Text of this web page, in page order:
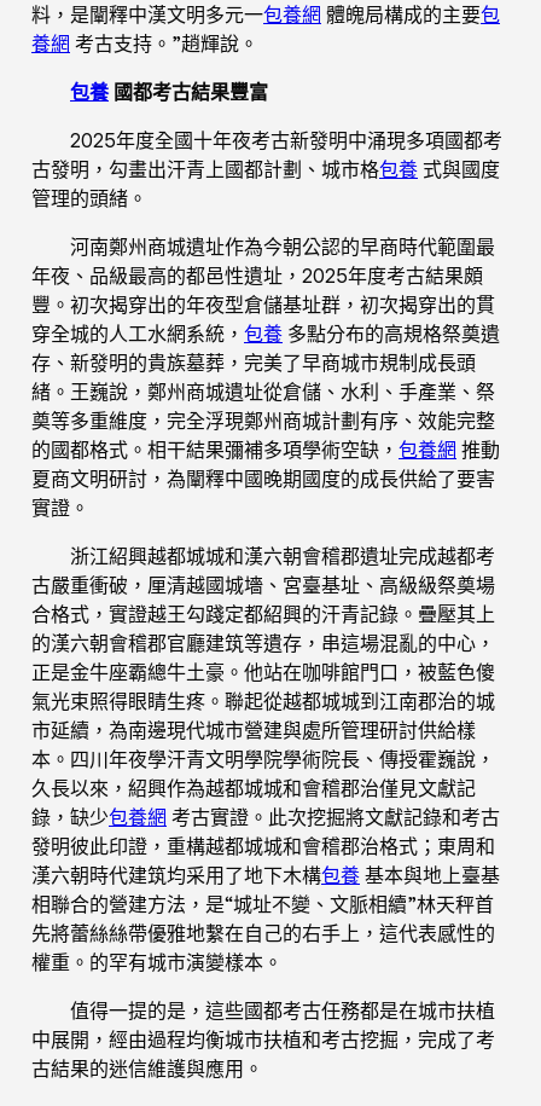
料，是闡釋中漢文明多元一包養網 體魄局構成的主要包
養網 考古支持。”趙輝說。
包養 國都考古結果豐富
2025年度全國十年夜考古新發明中涌現多項國都考
古發明，勾畫出汗青上國都計劃、城市格包養 式與國度
管理的頭緒。
河南鄭州商城遺址作為今朝公認的早商時代範圍最
年夜、品級最高的都邑性遺址，2025年度考古結果頗
豐。初次揭穿出的年夜型倉儲基址群，初次揭穿出的貫
穿全城的人工水網系統， 包養 多點分布的高規格祭奠遺
存、新發明的貴族墓葬，完美了早商城市規制成長頭
緒。王巍說，鄭州商城遺址從倉儲、水利、手產業、祭
奠等多重維度，完全浮現鄭州商城計劃有序、效能完整
的國都格式。相干結果彌補多項學術空缺， 包養網 推動
夏商文明研討，為闡釋中國晚期國度的成長供給了要害
實證。
浙江紹興越都城城和漢六朝會稽郡遺址完成越都考
古嚴重衝破，厘清越國城墻、宮臺基址、高級級祭奠場
合格式，實證越王勾踐定都紹興的汗青記錄。疊壓其上
的漢六朝會稽郡官廳建筑等遺存，串這場混亂的中心，
正是金牛座霸總牛土豪。他站在咖啡館門口，被藍色傻
氣光束照得眼睛生疼。聯起從越都城城到江南郡治的城
市延續，為南邊現代城市營建與處所管理研討供給樣
本。四川年夜學汗青文明學院學術院長、傳授霍巍說，
久長以來，紹興作為越都城城和會稽郡治僅見文獻記
錄，缺少包養網 考古實證。此次挖掘將文獻記錄和考古
發明彼此印證，重構越都城城和會稽郡治格式；東周和
漢六朝時代建筑均采用了地下木構包養 基本與地上臺基
相聯合的營建方法，是“城址不變、文脈相續”林天秤首
先將蕾絲絲帶優雅地繫在自己的右手上，這代表感性的
權重。的罕有城市演變樣本。
值得一提的是，這些國都考古任務都是在城市扶植
中展開，經由過程均衡城市扶植和考古挖掘，完成了考
古結果的迷信維護與應用。